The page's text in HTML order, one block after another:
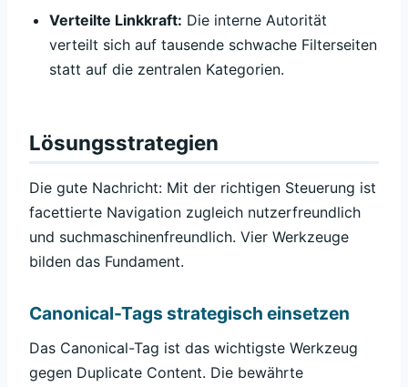
Verteilte Linkkraft: Die interne Autorität
verteilt sich auf tausende schwache Filterseiten
statt auf die zentralen Kategorien.
Lösungsstrategien
Die gute Nachricht: Mit der richtigen Steuerung ist
facettierte Navigation zugleich nutzerfreundlich
und suchmaschinenfreundlich. Vier Werkzeuge
bilden das Fundament.
Canonical-Tags strategisch einsetzen
Das Canonical-Tag ist das wichtigste Werkzeug
gegen Duplicate Content. Die bewährte